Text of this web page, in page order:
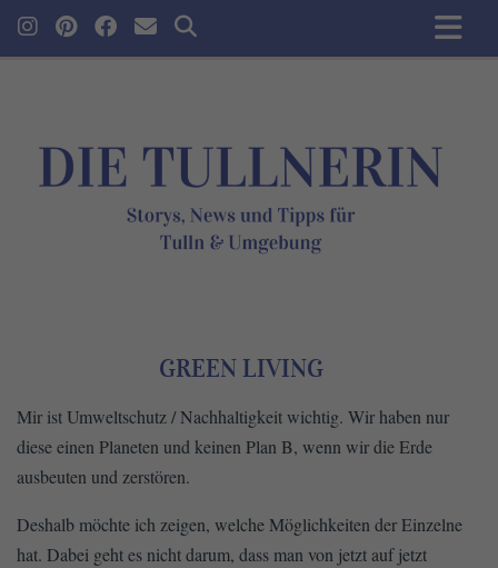
GREEN LIVING
Mir ist Umweltschutz / Nachhaltigkeit wichtig. Wir haben nur
diese einen Planeten und keinen Plan B, wenn wir die Erde
ausbeuten und zerstören.
Deshalb möchte ich zeigen, welche Möglichkeiten der Einzelne
hat. Dabei geht es nicht darum, dass man von jetzt auf jetzt